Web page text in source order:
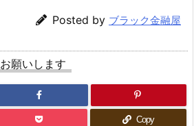
Posted by ブラック金融屋
願いします
Copy